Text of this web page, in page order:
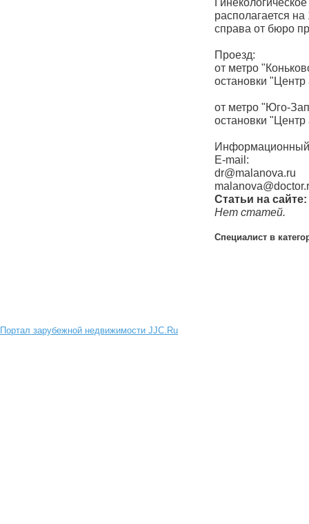
располагается
справа от бюро
Проезд:
от метро
остановки "Центр
от метро "Юго-
остановки "Центр
Информационный
E-mail:
dr@malanova.ru
Статьи на сайте:
Нет статей.
Специалист в
Портал зарубежной недвижимости JJC.Ru